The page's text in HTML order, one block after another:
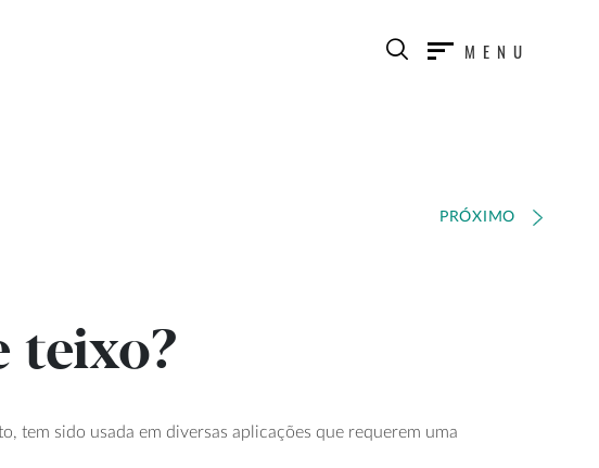
MENU
PRÓXIMO
teixo?
tem sido usada em diversas aplicações que requerem uma